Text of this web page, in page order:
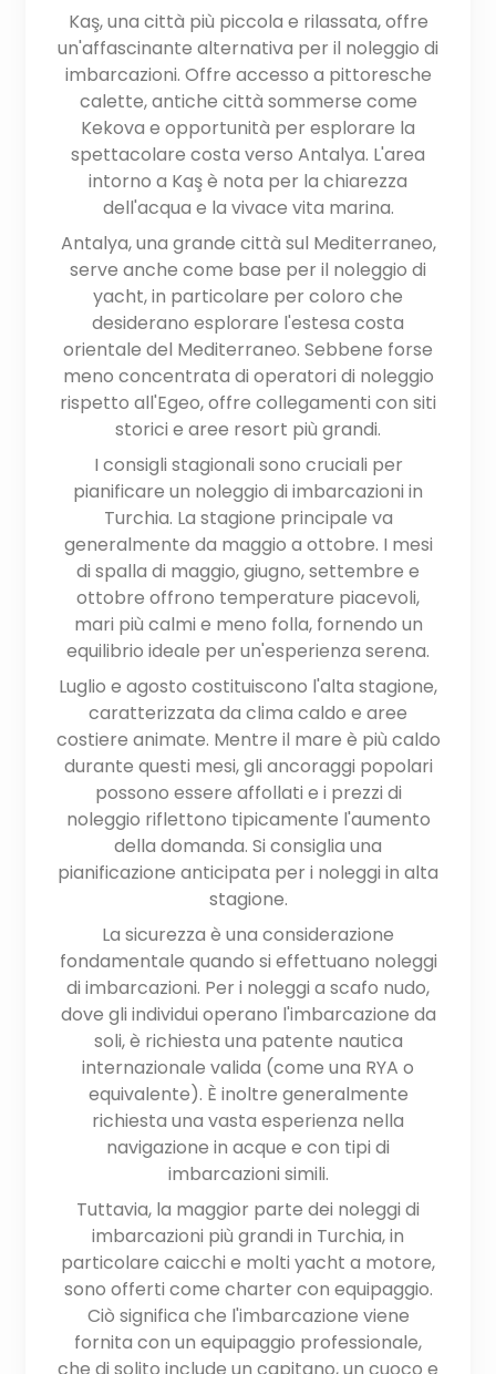
Kaş, una città più piccola e rilassata, offre
un'affascinante alternativa per il noleggio di
imbarcazioni. Offre accesso a pittoresche
calette, antiche città sommerse come
Kekova e opportunità per esplorare la
spettacolare costa verso Antalya. L'area
intorno a Kaş è nota per la chiarezza
dell'acqua e la vivace vita marina.
Antalya, una grande città sul Mediterraneo,
serve anche come base per il noleggio di
yacht, in particolare per coloro che
desiderano esplorare l'estesa costa
orientale del Mediterraneo. Sebbene forse
meno concentrata di operatori di noleggio
rispetto all'Egeo, offre collegamenti con siti
storici e aree resort più grandi.
I consigli stagionali sono cruciali per
pianificare un noleggio di imbarcazioni in
Turchia. La stagione principale va
generalmente da maggio a ottobre. I mesi
di spalla di maggio, giugno, settembre e
ottobre offrono temperature piacevoli,
mari più calmi e meno folla, fornendo un
equilibrio ideale per un'esperienza serena.
Luglio e agosto costituiscono l'alta stagione,
caratterizzata da clima caldo e aree
costiere animate. Mentre il mare è più caldo
durante questi mesi, gli ancoraggi popolari
possono essere affollati e i prezzi di
noleggio riflettono tipicamente l'aumento
della domanda. Si consiglia una
pianificazione anticipata per i noleggi in alta
stagione.
La sicurezza è una considerazione
fondamentale quando si effettuano noleggi
di imbarcazioni. Per i noleggi a scafo nudo,
dove gli individui operano l'imbarcazione da
soli, è richiesta una patente nautica
internazionale valida (come una RYA o
equivalente). È inoltre generalmente
richiesta una vasta esperienza nella
navigazione in acque e con tipi di
imbarcazioni simili.
Tuttavia, la maggior parte dei noleggi di
imbarcazioni più grandi in Turchia, in
particolare caicchi e molti yacht a motore,
sono offerti come charter con equipaggio.
Ciò significa che l'imbarcazione viene
fornita con un equipaggio professionale,
che di solito include un capitano, un cuoco e